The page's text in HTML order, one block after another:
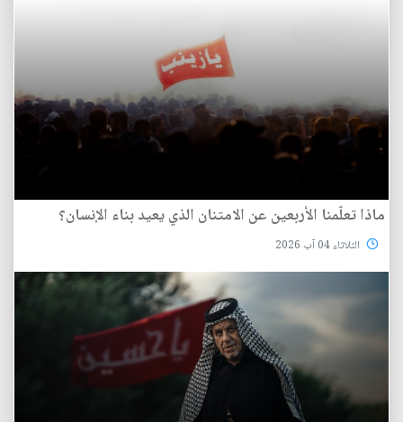
ماذا تعلّمنا الأربعين عن الامتنان الذي يعيد بناء الإنسان؟
الثلاثاء 04 آب 2026